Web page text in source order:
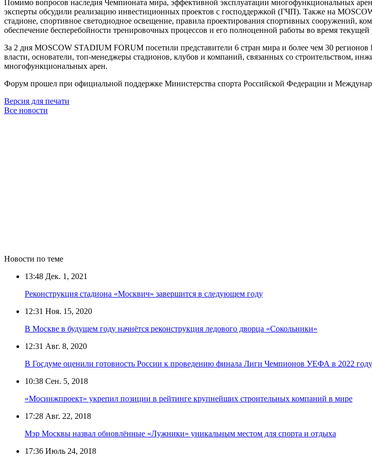
Помимо вопросов наследия Чемпионата мира, эффективной эксплуатации многофункциональных
эксперты обсудили реализацию инвестиционных проектов с господдержкой (ГЧП). Также на
стадионе, спортивное светодиодное освещение, правила проектирования спортивных сооружений,
обеспечение бесперебойности тренировочных процессов и его полноценной работы во время текущей
За 2 дня MOSCOW STADIUM FORUM посетили представители 6 стран мира и более чем 30
власти, основатели, топ-менеджеры стадионов, клубов и компаний, связанных со строительством,
многофункциональных арен.
Форум прошел при официальной поддержке Министерства спорта Российской Федерации и
Версия для печати
Все новости
Новости по теме
13:48 Дек. 1, 2021
Реконструкция стадиона «Москвич» завершится в следующем году
12:31 Ноя. 15, 2020
В Москве в будущем году начнётся реконструкция ледового дворца «Сокольники»
12:31 Авг. 8, 2020
В Госдуме оценили готовность России к проведению финала Лиги Чемпионов УЕФА в 2022 году
10:38 Сен. 5, 2018
«Мосинжпроект» укрепил позиции в рейтинге крупнейших строительных компаний в мире
17:28 Авг. 22, 2018
Мэр Москвы назвал обновлённые «Лужники» уникальным местом для спорта и отдыха
17:36 Июль 24, 2018